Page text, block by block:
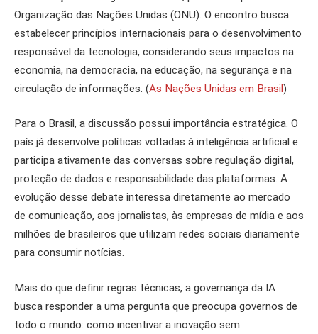
Organização das Nações Unidas (ONU). O encontro busca
estabelecer princípios internacionais para o desenvolvimento
responsável da tecnologia, considerando seus impactos na
economia, na democracia, na educação, na segurança e na
circulação de informações. (As Nações Unidas em Brasil)
Para o Brasil, a discussão possui importância estratégica. O
país já desenvolve políticas voltadas à inteligência artificial e
participa ativamente das conversas sobre regulação digital,
proteção de dados e responsabilidade das plataformas. A
evolução desse debate interessa diretamente ao mercado
de comunicação, aos jornalistas, às empresas de mídia e aos
milhões de brasileiros que utilizam redes sociais diariamente
para consumir notícias.
Mais do que definir regras técnicas, a governança da IA
busca responder a uma pergunta que preocupa governos de
todo o mundo: como incentivar a inovação sem